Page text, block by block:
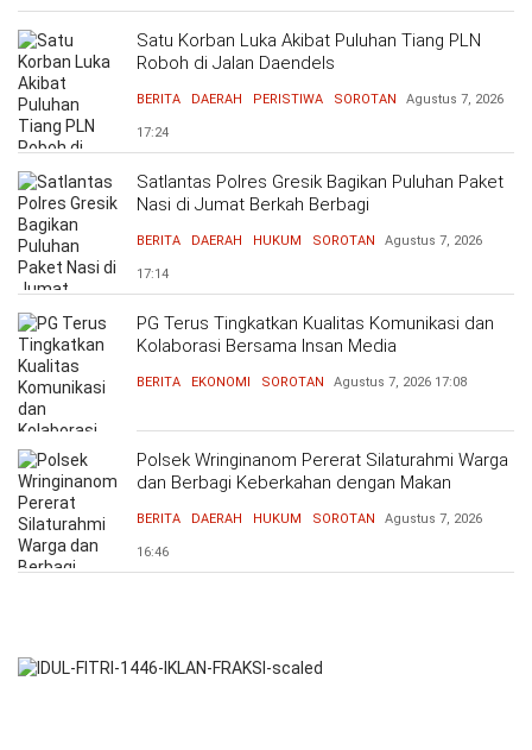
Satu Korban Luka Akibat Puluhan Tiang PLN
Roboh di Jalan Daendels
BERITA DAERAH PERISTIWA SOROTAN Agustus 7, 2026
17:24
Satlantas Polres Gresik Bagikan Puluhan Paket
Nasi di Jumat Berkah Berbagi
BERITA DAERAH HUKUM SOROTAN Agustus 7, 2026
17:14
PG Terus Tingkatkan Kualitas Komunikasi dan
Kolaborasi Bersama Insan Media
BERITA EKONOMI SOROTAN Agustus 7, 2026 17:08
Polsek Wringinanom Pererat Silaturahmi Warga
dan Berbagi Keberkahan dengan Makan
BERITA DAERAH HUKUM SOROTAN Agustus 7, 2026
16:46